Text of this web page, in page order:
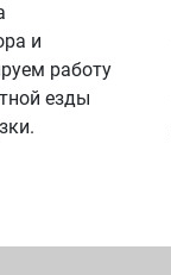
и
работу
езды